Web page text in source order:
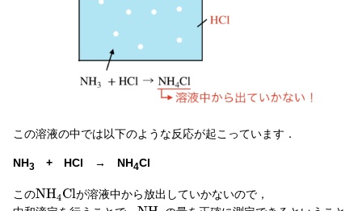
この溶液の中では以下のような反応が起こっています．
NH3 + HCl → NH4Cl
このNH4Clが溶液中から放出していかないので，